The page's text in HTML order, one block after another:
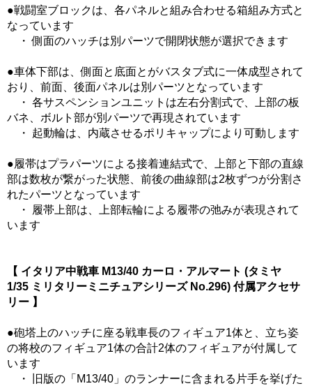
●戦闘室ブロックは、各パネルと組み合わせる箱組み方式と
なっています
・ 側面のハッチは別パーツで開閉状態が選択できます
●車体下部は、側面と底面とがバスタブ式に一体成型されて
おり、前面、後面パネルは別パーツとなっています
・ 各サスペンションユニットは左右分割式で、上部の板
バネ、ボルト部が別パーツで再現されています
・ 起動輪は、内蔵させるポリキャップにより可動します
●履帯はプラパーツによる接着連結式で、上部と下部の直線
部は数枚が繋がった状態、前後の曲線部は2枚ずつが分割さ
れたパーツとなっています
・ 履帯上部は、上部転輪による履帯の弛みが表現されて
います
【 イタリア中戦車 M13/40 カーロ・アルマート (タミヤ
1/35 ミリタリーミニチュアシリーズ No.296) 付属アクセサ
リー 】
●砲塔上のハッチに座る戦車長のフィギュア1体と、立ち姿
の将校のフィギュア1体の合計2体のフィギュアが付属して
います
・ 旧版の「M13/40」のランナーに含まれる片手を挙げた